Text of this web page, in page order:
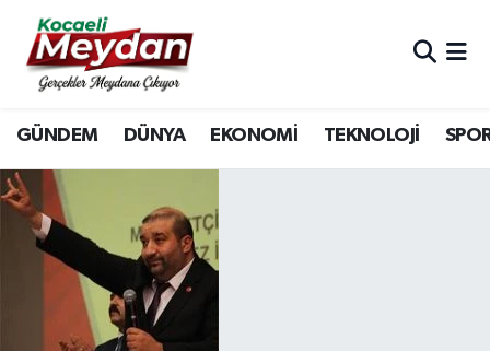
GÜNDEM DÜNYA EKONOMİ TEKNOLOJİ
Nöbetçi Eczaneler
Hava Durumu
Trafik Durumu
Süper Lig Puan Durumu ve Fikstür
Tüm Manşetler